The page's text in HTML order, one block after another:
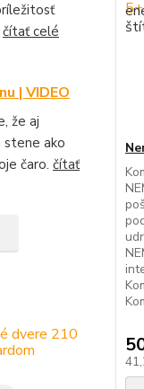
čítať celé
| VIDEO
že aj
stene ako
čaro. čítať